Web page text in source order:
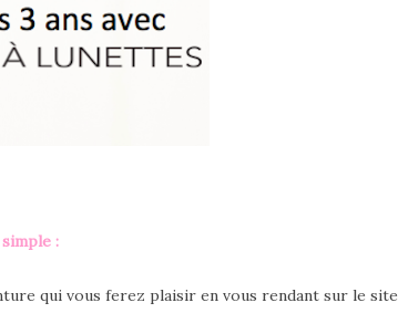
:
qui vous ferez plaisir en vous rendant sur le site